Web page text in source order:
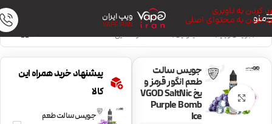
رد کردن به ناوبری
رد کردن به محتوای اصلی
منو ویپ ایران
VAPE IRAN
خانه/جویس ویپ/سالت نیکوتین/سالت خنک و نعنایی
بزرگنمایی تصویر
جویس سالت
طعم انگور قرمز و
یخ VGOD SaltNic
Purple Bomb
Ice
پیشنهاد خرید همراه این
کالا
جویس سالت طعم